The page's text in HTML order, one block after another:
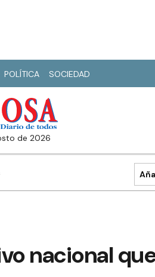
POLÍTICA SOCIEDAD
de 2026
nacional